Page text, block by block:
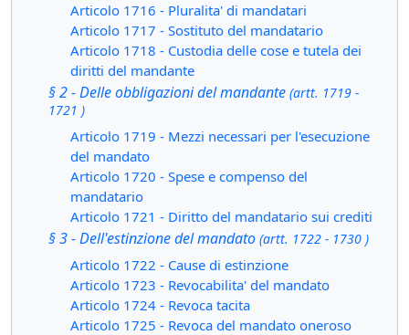
Articolo 1716 - Pluralita' di mandatari
Articolo 1717 - Sostituto del mandatario
Articolo 1718 - Custodia delle cose e tutela dei
diritti del mandante
§ 2 - Delle obbligazioni del mandante (artt. 1719 -
1721 )
Articolo 1719 - Mezzi necessari per l'esecuzione
del mandato
Articolo 1720 - Spese e compenso del
mandatario
Articolo 1721 - Diritto del mandatario sui crediti
§ 3 - Dell'estinzione del mandato (artt. 1722 - 1730 )
Articolo 1722 - Cause di estinzione
Articolo 1723 - Revocabilita' del mandato
Articolo 1724 - Revoca tacita
Articolo 1725 - Revoca del mandato oneroso